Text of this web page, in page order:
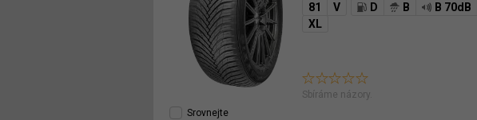
81 V D B
B 70dB
XL
Sbíráme názory.
Srovnejte